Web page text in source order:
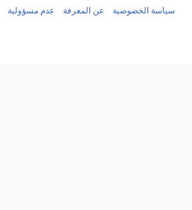
سياسة الخصوصية عن المعرفة عدم مسؤولية